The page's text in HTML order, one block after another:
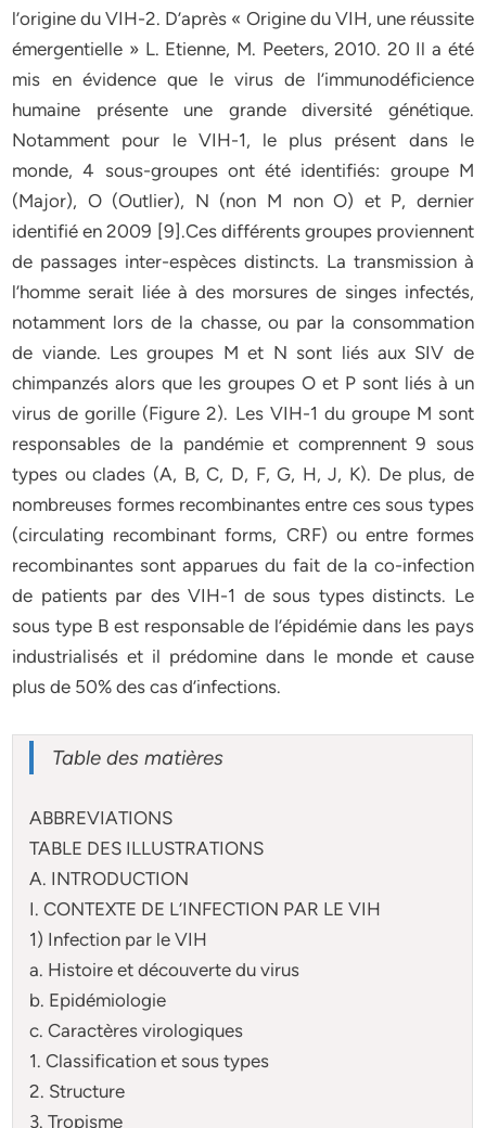
l’origine du VIH-2. D’après « Origine du VIH, une réussite
émergentielle » L. Etienne, M. Peeters, 2010. 20 Il a été
mis en évidence que le virus de l’immunodéficience
humaine présente une grande diversité génétique.
Notamment pour le VIH-1, le plus présent dans le
monde, 4 sous-groupes ont été identifiés: groupe M
(Major), O (Outlier), N (non M non O) et P, dernier
identifié en 2009 [9].Ces différents groupes proviennent
de passages inter-espèces distincts. La transmission à
l’homme serait liée à des morsures de singes infectés,
notamment lors de la chasse, ou par la consommation
de viande. Les groupes M et N sont liés aux SIV de
chimpanzés alors que les groupes O et P sont liés à un
virus de gorille (Figure 2). Les VIH-1 du groupe M sont
responsables de la pandémie et comprennent 9 sous
types ou clades (A, B, C, D, F, G, H, J, K). De plus, de
nombreuses formes recombinantes entre ces sous types
(circulating recombinant forms, CRF) ou entre formes
recombinantes sont apparues du fait de la co-infection
de patients par des VIH-1 de sous types distincts. Le
sous type B est responsable de l’épidémie dans les pays
industrialisés et il prédomine dans le monde et cause
plus de 50% des cas d’infections.
Table des matières
ABBREVIATIONS
TABLE DES ILLUSTRATIONS
A. INTRODUCTION
I. CONTEXTE DE L’INFECTION PAR LE VIH
1) Infection par le VIH
a. Histoire et découverte du virus
b. Epidémiologie
c. Caractères virologiques
1. Classification et sous types
2. Structure
3. Tropisme